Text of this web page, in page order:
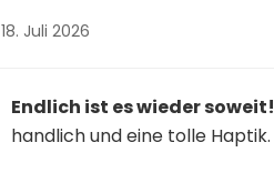
18. Juli 2026
Endlich ist es wieder soweit!
handlich und eine tolle Haptik.